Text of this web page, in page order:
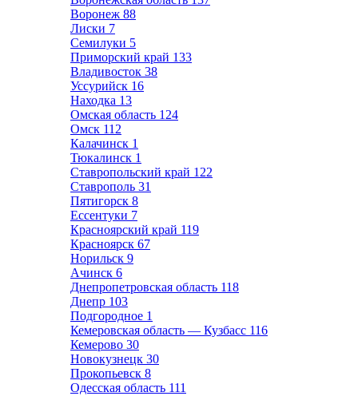
Воронеж 88
Лиски 7
Семилуки 5
Приморский край 133
Владивосток 38
Уссурийск 16
Находка 13
Омская область 124
Омск 112
Калачинск 1
Тюкалинск 1
Ставропольский край 122
Ставрополь 31
Пятигорск 8
Ессентуки 7
Красноярский край 119
Красноярск 67
Норильск 9
Ачинск 6
Днепропетровская область 118
Днепр 103
Подгородное 1
Кемеровская область — Кузбасс 116
Кемерово 30
Новокузнецк 30
Прокопьевск 8
Одесская область 111